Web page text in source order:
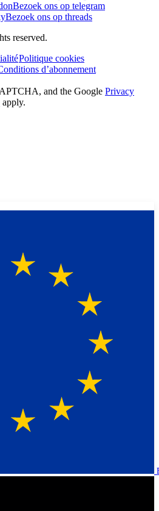
Bezoek ons op telegram
Bezoek ons op threads
reserved.
Politique cookies
d’abonnement
and the Google Privacy
apply.